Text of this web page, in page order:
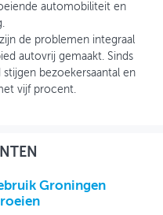
automobiliteit en
de problemen integraal
autovrij gemaakt. Sinds
bezoekersaantal en
vijf procent.
Groningen